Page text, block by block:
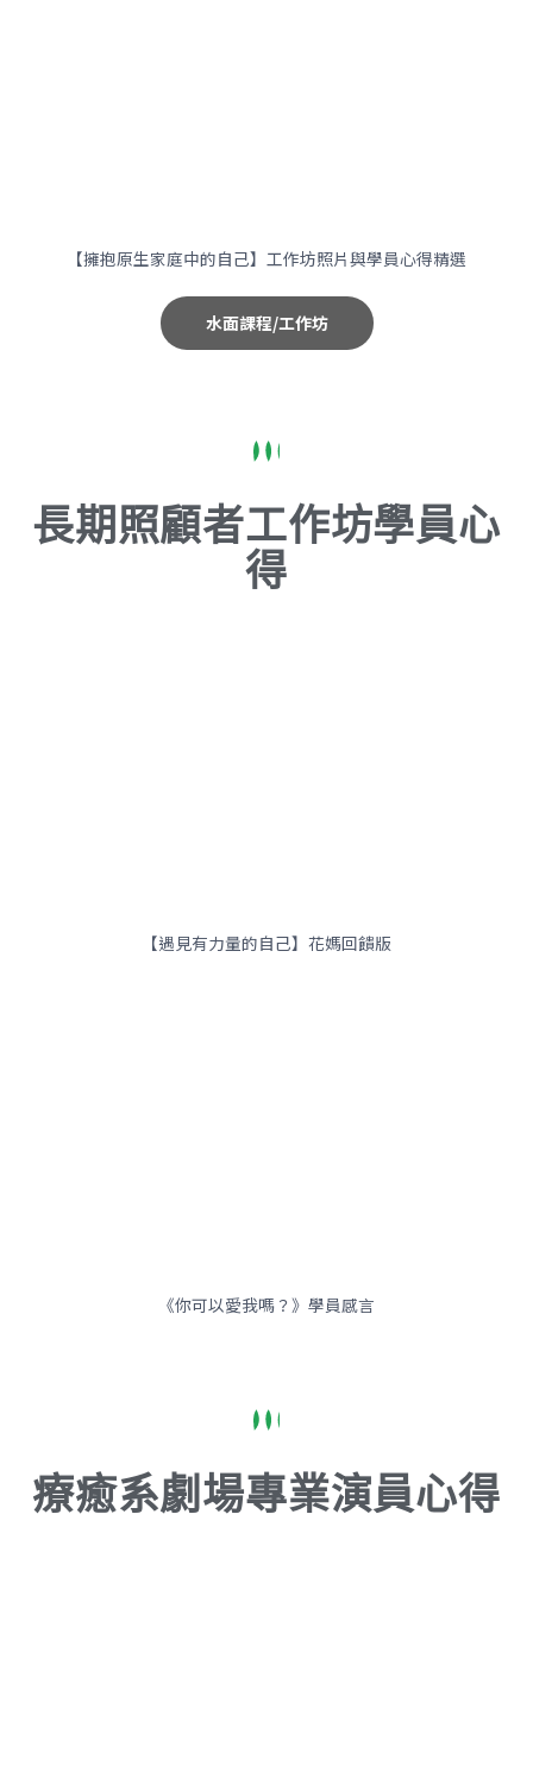
【擁抱原生家庭中的自己】工作坊照片與學員心得精選
水面課程/工作坊
長期照顧者工作坊學員心
得
【遇見有力量的自己】花媽回饋版
《你可以愛我嗎？》學員感言
療癒系劇場專業演員心得